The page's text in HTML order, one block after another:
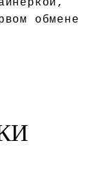
обмене